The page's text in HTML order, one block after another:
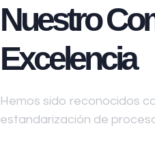
Nuestro
Excelencia
Hemos sido reconocidos
estandarización de